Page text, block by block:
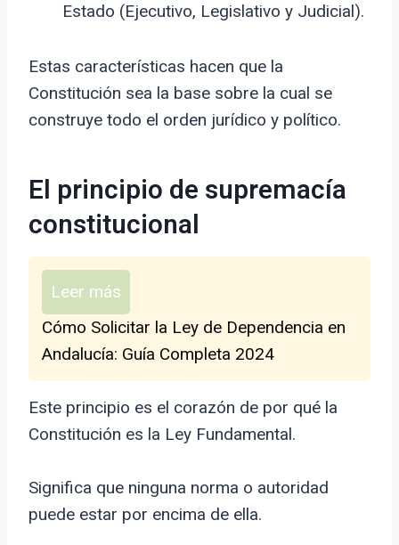
Estado (Ejecutivo, Legislativo y Judicial).
Estas características hacen que la
Constitución sea la base sobre la cual se
construye todo el orden jurídico y político.
El principio de supremacía
constitucional
Leer más
Cómo Solicitar la Ley de Dependencia en
Andalucía: Guía Completa 2024
Este principio es el corazón de por qué la
Constitución es la Ley Fundamental.
Significa que ninguna norma o autoridad
puede estar por encima de ella.